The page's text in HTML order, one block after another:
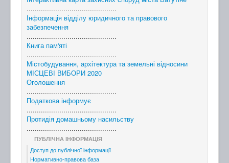
............................................
Інформація відділу юридичного та правового
забезпечення
............................................
Книга пам'яті
............................................
Містобудування, архітектура та земельні відносини
МІСЦЕВІ ВИБОРИ 2020
Оголошення
............................................
Податкова інформує
............................................
Протидія домашньому насильству
............................................
ПУБЛІЧНА ІНФОРМАЦІЯ
Доступ до публічної інформації
Нормативно-правова база